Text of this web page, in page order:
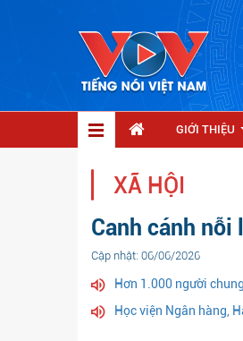
GIỚI THIỆU
XÃ HỘI
Canh cánh
Cập nhật: 06/06/2026
Hơn 1.000 người
Học viện Ngân hàng,